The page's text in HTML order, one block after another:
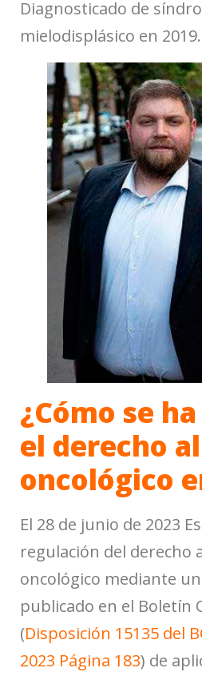
Diagnosticado de
mielodisplásico en 2019.
¿Cómo se
el derecho
oncológico
El 28 de junio de 2023
regulación del derecho
oncológico mediante
publicado en el Boletín
(Disposición 15135 del
2023 Página 183) de